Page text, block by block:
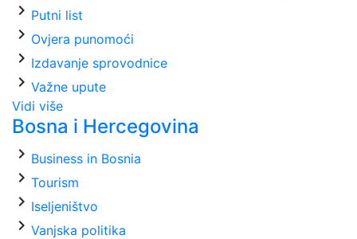
chevron_right Putni list
chevron_right Ovjera punomoći
chevron_right Izdavanje sprovodnice
chevron_right Važne upute
Vidi više
Bosna i Hercegovina
chevron_right Business in Bosnia
chevron_right Tourism
chevron_right Iseljeništvo
chevron_right Vanjska politika